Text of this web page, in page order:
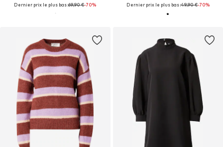
Dernier prix le plus bas :69,90 €-70% Dernier prix le plus bas :49,90 €-70%